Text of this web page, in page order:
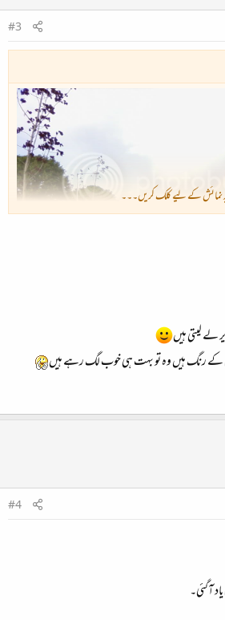
#3
نمائش کے لیے کلک کریں۔۔۔
لے لیتی ہیں
کے رنگ ہیں‌ وہ تو بہت ہی خوب لگ رہے ہیں
#4
آگئی۔